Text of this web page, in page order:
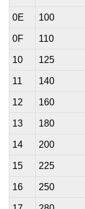
0E 100
0F 110
10 125
11 140
12 160
13 180
14 200
15 225
16 250